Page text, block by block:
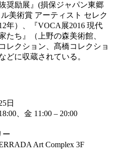
奨励展』(損保ジャパン東郷
美術賞 アーティスト セレク
年）、『VOCA展2016 現代
たち』（上野の森美術館、
レクション、髙橋コレクショ
どに収蔵されている。
日
、金 11:00 – 20:00
ー
Art Complex 3F